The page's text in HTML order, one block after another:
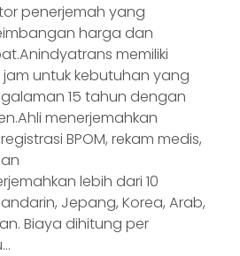
penerjemah yang
harga dan
memiliki
jam untuk kebutuhan yang
15 tahun dengan
menerjemahkan
BPOM, rekam medis,
lebih dari 10
Jepang, Korea, Arab,
Biaya dihitung per